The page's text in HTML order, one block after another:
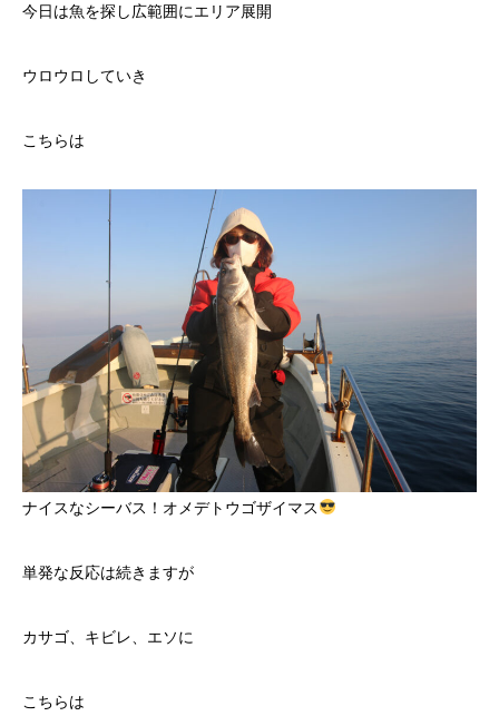
今日は魚を探し広範囲にエリア展開
ウロウロしていき
こちらは
ナイスなシーバス！オメデトウゴザイマス
単発な反応は続きますが
カサゴ、キビレ、エソに
こちらは